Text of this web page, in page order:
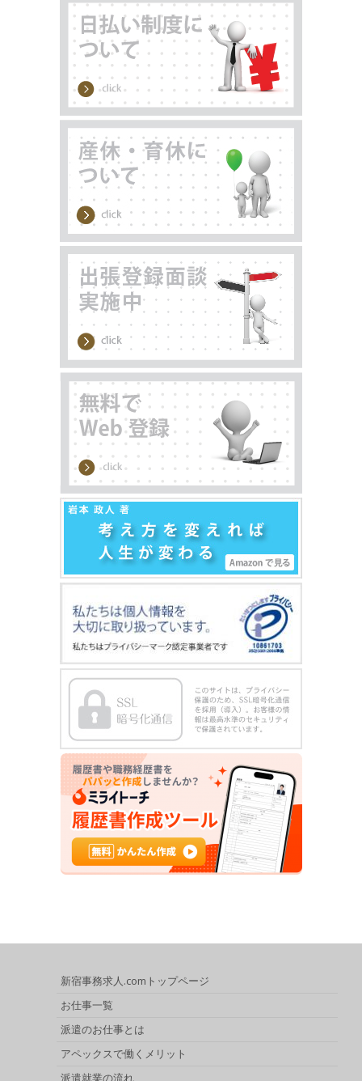
新宿事務求人.comトップページ
お仕事一覧
派遣のお仕事とは
アペックスで働くメリット
派遣就業の流れ